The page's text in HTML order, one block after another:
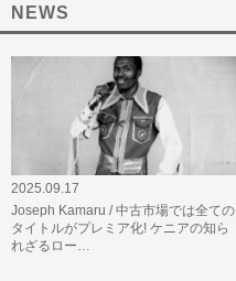
NEWS
2025.09.17
Joseph Kamaru / 中古市場では全ての
タイトルがプレミア化! ケニアの知ら
れざるロー…